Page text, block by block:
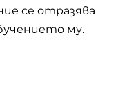
се отразява
му.